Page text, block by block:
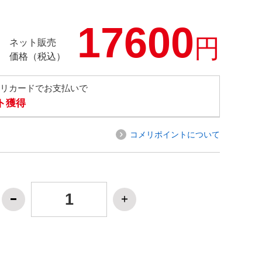
ネット販売
価格（税込）
17600円
カードでお支払いで
獲得
コメリポイントについて